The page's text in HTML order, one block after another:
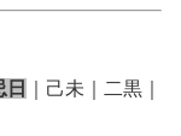
日
｜己未｜二黒｜